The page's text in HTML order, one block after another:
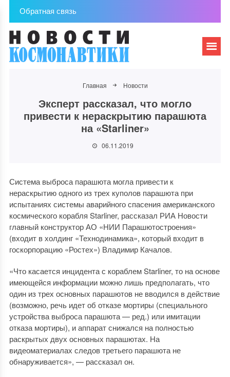
Обратная связь
Главная Новости
Эксперт рассказал, что могло
привести к нераскрытию парашюта
на «Starliner»
06.11.2019
Система выброса парашюта могла привести к
нераскрытию одного из трех куполов парашюта при
испытаниях системы аварийного спасения американского
космического корабля Starliner, рассказал РИА Новости
главный конструктор АО «НИИ Парашютостроения»
(входит в холдинг «Технодинамика», который входит в
госкорпорацию «Ростех») Владимир Качалов.
«Что касается инцидента с кораблем Starliner, то на основе
имеющейся информации можно лишь предполагать, что
один из трех основных парашютов не вводился в действие
(возможно, речь идет об отказе мортиры (специального
устройства выброса парашюта — ред.) или имитации
отказа мортиры), и аппарат снижался на полностью
раскрытых двух основных парашютах. На
видеоматериалах следов третьего парашюта не
обнаруживается», — рассказал он.